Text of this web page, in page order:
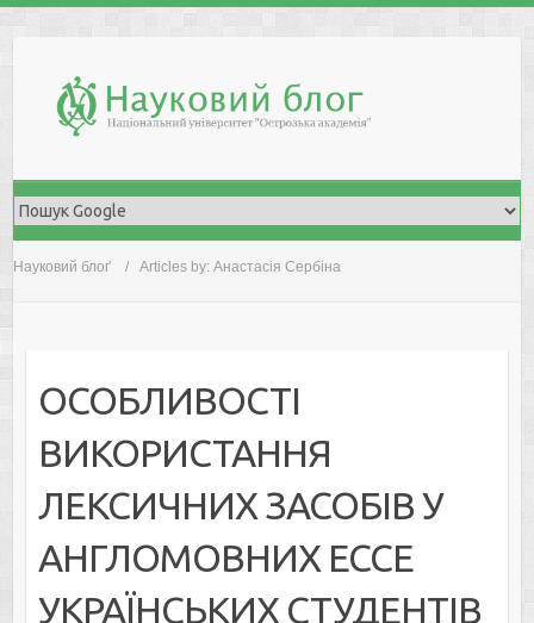
Науковий блоґ Articles by: Анастасія Сербіна
ОСОБЛИВОСТІ
ВИКОРИСТАННЯ
ЛЕКСИЧНИХ ЗАСОБІВ У
АНГЛОМОВНИХ ЕССЕ
УКРАЇНСЬКИХ СТУДЕНТІВ